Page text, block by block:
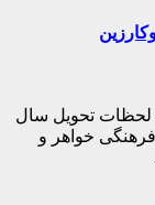
حوالی ساعت ۰۰:۵۴ بامداد لحظات تحویل سال
خواهر و